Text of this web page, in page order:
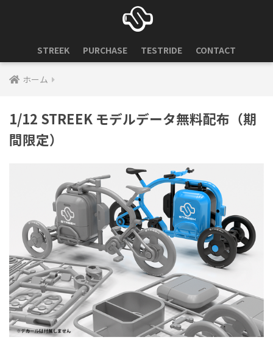
STREEK PURCHASE TESTRIDE CONTACT
ホーム
1/12 STREEK モデルデータ無料配布（期
間限定）